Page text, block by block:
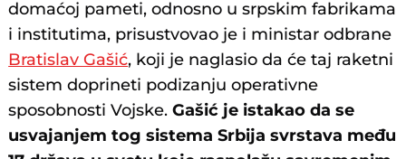
domaćoj pameti, odnosno u srpskim fabrikama
i institutima, prisustvovao je i ministar odbrane
Bratislav Gašić, koji je naglasio da će taj raketni
sistem doprineti podizanju operativne
sposobnosti Vojske.Gašić je istakao da se
usvajanjem tog sistema Srbija svrstava među